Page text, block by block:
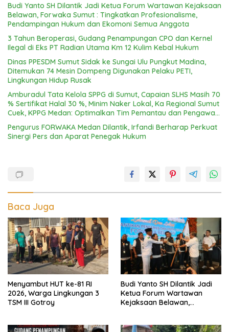
Budi Yanto SH Dilantik Jadi Ketua Forum Wartawan Kejaksaan
Belawan, Forwaka Sumut : Tingkatkan Profesionalisme,
Pendampingan Hukum dan Ekomoni Semua Anggota
3 Tahun Beroperasi, Gudang Penampungan CPO dan Kernel
Ilegal di Eks PT Radian Utama Km 12 Kulim Kebal Hukum
Dinas PPESDM Sumut Sidak ke Sungai Ulu Pungkut Madina,
Ditemukan 74 Mesin Dompeng Digunakan Pelaku PETI,
Lingkungan Hidup Rusak
Amburadul Tata Kelola SPPG di Sumut, Capaian SLHS Masih 70
% Sertifikat Halal 30 %, Minim Naker Lokal, Ka Regional Sumut
Cuek, KPPG Medan: Optimalkan Tim Pemantau dan Pengawas
Pengurus FORWAKA Medan Dilantik, Irfandi Berharap Perkuat
Sinergi Pers dan Aparat Penegak Hukum
Baca Juga
Menyambut HUT ke-81 RI
2026, Warga Lingkungan 3
TSM III Gotroy
Budi Yanto SH Dilantik Jadi
Ketua Forum Wartawan
Kejaksaan Belawan,
Pendampingan Hukum dan